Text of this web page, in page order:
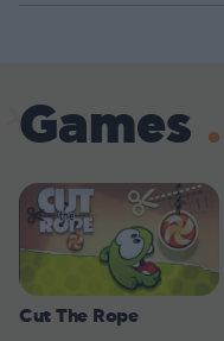
Games
Cut The Rope